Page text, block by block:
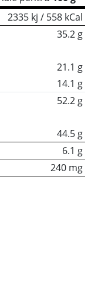
2335 kj / 558 kCal
35.2 g
21.1 g
14.1 g
52.2 g
44.5 g
6.1 g
240 mg